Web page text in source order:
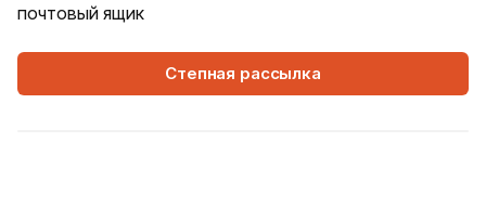
почтовый ящик
Степная рассылка